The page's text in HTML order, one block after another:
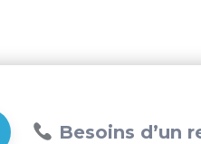
Besoins d’un